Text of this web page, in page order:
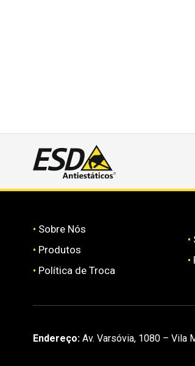
• Sobre Nós
• Produtos
• Política de Troca
•
•
Endereço:Av. Varsóvia, 1080 – Vila